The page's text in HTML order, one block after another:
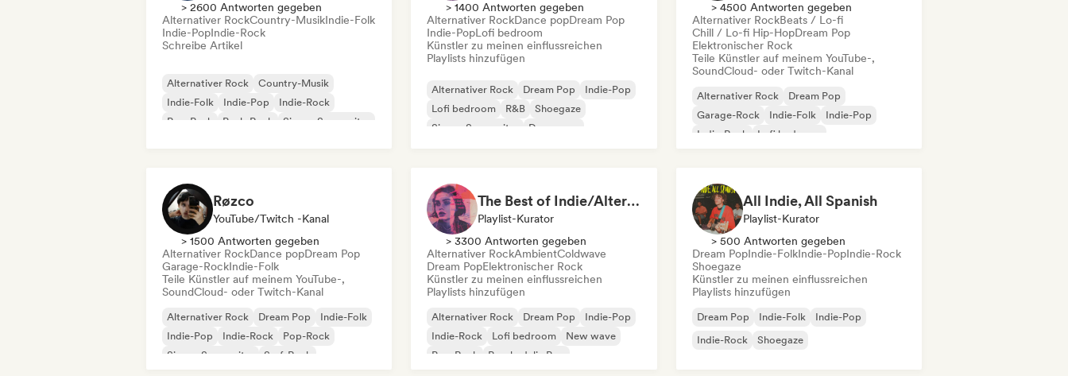
> 2600 Antworten gegeben
Alternativer RockCountry-MusikIndie-Folk
Indie-PopIndie-Rock
Schreibe Artikel
Alternativer Rock
Country-Musik
Indie-Folk
Indie-Pop
Indie-Rock
Pop-Punk
Punk-Rock Singer-Songwriter
> 1400 Antworten gegeben
Alternativer RockDance popDream Pop
Indie-PopLofi bedroom
Künstler zu meinen einflussreichen
Playlists hinzufügen
Alternativer Rock Dream Pop
Indie-Pop
Lofi bedroom
R&B
Shoegaze
Singer-Songwriter
Dance pop
> 4500 Antworten gegeben
Alternativer RockBeats / Lo-fi
Chill / Lo-fi Hip-HopDream Pop
Elektronischer Rock
Teile Künstler auf meinem YouTube-,
SoundCloud- oder Twitch-Kanal
Alternativer Rock
Dream Pop
Garage-Rock
Indie-Folk
Indie-Pop
Indie-Rock
Lofi bedroom
Røzco
YouTube/Twitch -Kanal
> 1500 Antworten gegeben
Alternativer RockDance popDream Pop
Garage-RockIndie-Folk
Teile Künstler auf meinem YouTube-,
SoundCloud- oder Twitch-Kanal
Alternativer Rock Dream Pop
Indie-Folk
Indie-Pop
Indie-Rock
Pop-Rock
Singer-Songwriter
Surf-Rock
The Best of Indie/Alternative music
Playlist-Kurator
> 3300 Antworten gegeben
Alternativer RockAmbientColdwave
Dream PopElektronischer Rock
Künstler zu meinen einflussreichen
Playlists hinzufügen
Alternativer Rock Dream Pop
Indie-Pop
Indie-Rock
Lofi bedroom
New wave
Pop-Rock
Psychedelic Pop
All Indie, All Spanish
Playlist-Kurator
> 500 Antworten gegeben
Dream PopIndie-FolkIndie-PopIndie-Rock
Shoegaze
Künstler zu meinen einflussreichen
Playlists hinzufügen
Dream Pop Indie-Folk
Indie-Pop
Indie-Rock
Shoegaze